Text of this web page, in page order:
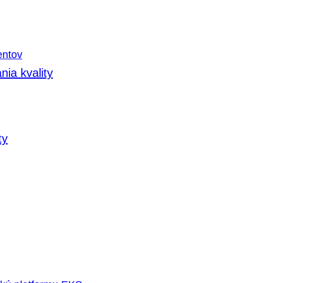
kvality